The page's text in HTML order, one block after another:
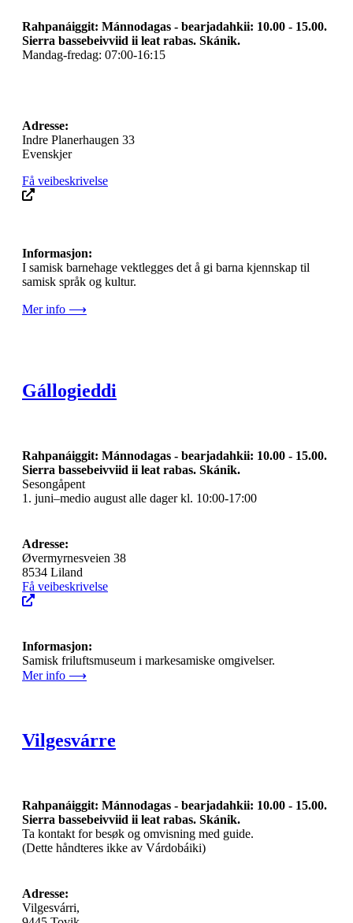
Rahpanáiggit: Mánnodagas - bearjadahkii: 10.00 - 15.00.
Sierra bassebeivviid ii leat rabas. Skánik.
Mandag-fredag: 07:00-16:15
Adresse:
Indre Planerhaugen 33
Evenskjer
Få veibeskrivelse
Informasjon:
I samisk barnehage vektlegges det å gi barna kjennskap til
samisk språk og kultur.
Mer info ⟶
Gállogieddi
Rahpanáiggit: Mánnodagas - bearjadahkii: 10.00 - 15.00.
Sierra bassebeivviid ii leat rabas. Skánik.
Sesongåpent
1. juni–medio august alle dager kl. 10:00-17:00
Adresse:
Øvermyrnesveien 38
8534 Liland
Få veibeskrivelse
Informasjon:
Samisk friluftsmuseum i markesamiske omgivelser.
Mer info ⟶
Vilgesvárre
Rahpanáiggit: Mánnodagas - bearjadahkii: 10.00 - 15.00.
Sierra bassebeivviid ii leat rabas. Skánik.
Ta kontakt for besøk og omvisning med guide.
(Dette håndteres ikke av Várdobáiki)
Adresse:
Vilgesvárri,